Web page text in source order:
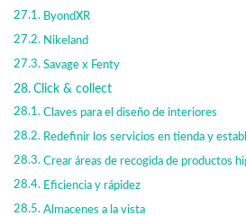
ByondXR
Nikeland
Savage x Fenty
Click & collect
Claves para el diseño de interiores
Redefinir los servicios en tienda y
Crear áreas de recogida de productos
Eficiencia y rápidez
Almacenes a la vista